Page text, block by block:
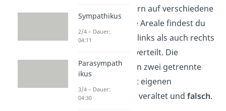
linke Seite, sondern auf verschiedene
Areale
. Und diese Areale findest du
meistens sowohl links als auch rechts
über das Gehirn verteilt. Die
Unterscheidung in zwei getrennte
Gehirnhälften mit eigenen
Aufgaben ist also veraltet und falsch.
Sympathikus
2/4 – Dauer:
04:11
Parasympath
ikus
3/4 – Dauer:
04:30